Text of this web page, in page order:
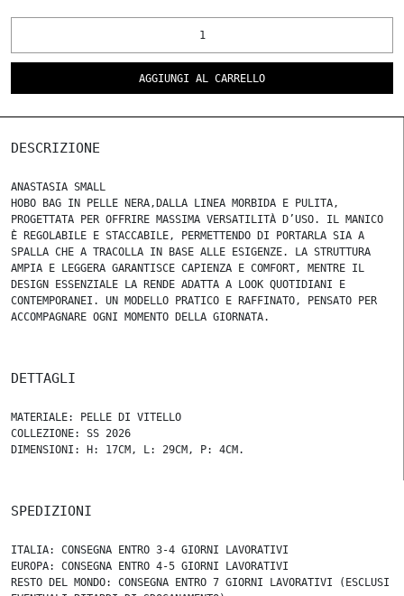
AGGIUNGI AL CARRELLO
DESCRIZIONE
ANASTASIA SMALL
HOBO BAG IN PELLE NERA,DALLA LINEA MORBIDA E PULITA,
PROGETTATA PER OFFRIRE MASSIMA VERSATILITÀ D’USO. IL MANICO
È REGOLABILE E STACCABILE, PERMETTENDO DI PORTARLA SIA A
SPALLA CHE A TRACOLLA IN BASE ALLE ESIGENZE. LA STRUTTURA
AMPIA E LEGGERA GARANTISCE CAPIENZA E COMFORT, MENTRE IL
DESIGN ESSENZIALE LA RENDE ADATTA A LOOK QUOTIDIANI E
CONTEMPORANEI. UN MODELLO PRATICO E RAFFINATO, PENSATO PER
ACCOMPAGNARE OGNI MOMENTO DELLA GIORNATA.
DETTAGLI
MATERIALE: PELLE DI VITELLO
COLLEZIONE: SS 2026
DIMENSIONI: H: 17CM, L: 29CM, P: 4CM.
SPEDIZIONI
ITALIA: CONSEGNA ENTRO 3-4 GIORNI LAVORATIVI
EUROPA: CONSEGNA ENTRO 4-5 GIORNI LAVORATIVI
RESTO DEL MONDO: CONSEGNA ENTRO 7 GIORNI LAVORATIVI (ESCLUSI